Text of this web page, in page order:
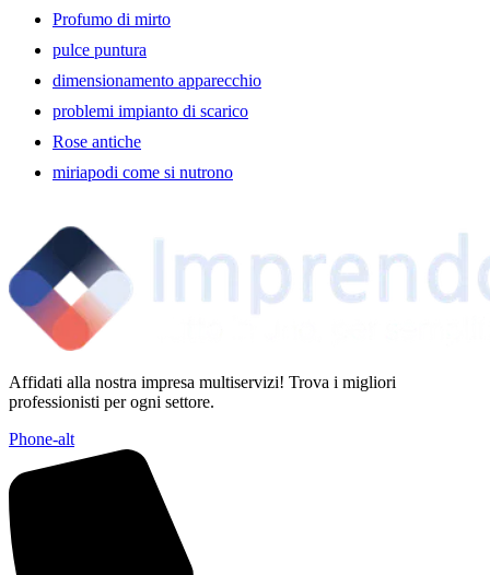
Profumo di mirto
pulce puntura
dimensionamento apparecchio
problemi impianto di scarico
Rose antiche
miriapodi come si nutrono
Affidati alla nostra impresa multiservizi! Trova i migliori
professionisti per ogni settore.
Phone-alt